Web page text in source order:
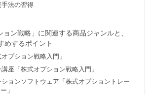
法の習得
ョン戦略」に関連する商品ジャンルと、
めするポイント
プション戦略入門」
座「株式オプション戦略入門」
ョンソフトウェア「株式オプショントレー
」